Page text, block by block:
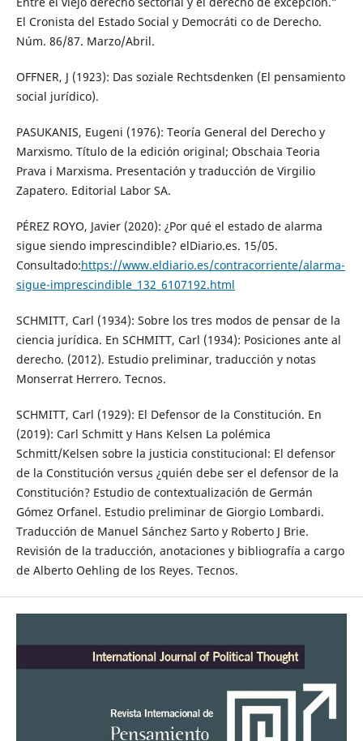
El Cronista del Estado Social y Democráti co de Derecho.
Núm. 86/87. Marzo/Abril.
OFFNER, J (1923): Das soziale Rechtsdenken (El pensamiento
social jurídico).
PASUKANIS, Eugeni (1976): Teoría General del Derecho y
Marxismo. Título de la edición original; Obschaia Teoria
Prava i Marxisma. Presentación y traducción de Virgilio
Zapatero. Editorial Labor SA.
PÉREZ ROYO, Javier (2020): ¿Por qué el estado de alarma
sigue siendo imprescindible? elDiario.es. 15/05.
Consultado:https://www.eldiario.es/contracorriente/alarma-
sigue-imprescindible_132_6107192.html
SCHMITT, Carl (1934): Sobre los tres modos de pensar de la
ciencia jurídica. En SCHMITT, Carl (1934): Posiciones ante al
derecho. (2012). Estudio preliminar, traducción y notas
Monserrat Herrero. Tecnos.
SCHMITT, Carl (1929): El Defensor de la Constitución. En
(2019): Carl Schmitt y Hans Kelsen La polémica
Schmitt/Kelsen sobre la justicia constitucional: El defensor
de la Constitución versus ¿quién debe ser el defensor de la
Constitución? Estudio de contextualización de Germán
Gómez Orfanel. Estudio preliminar de Giorgio Lombardi.
Traducción de Manuel Sánchez Sarto y Roberto J Brie.
Revisión de la traducción, anotaciones y bibliografía a cargo
de Alberto Oehling de los Reyes. Tecnos.